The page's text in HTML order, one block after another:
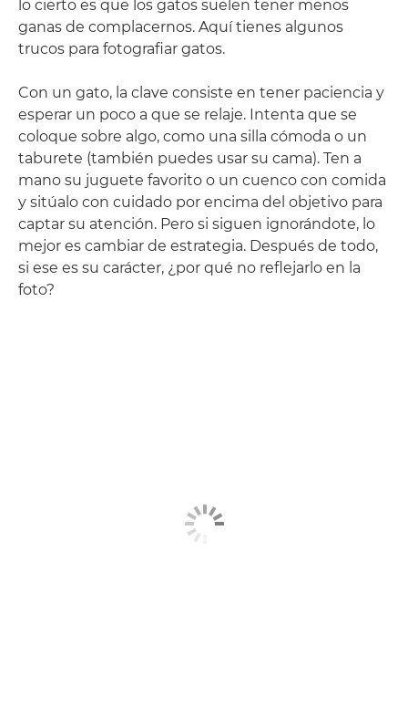
lo cierto es que los gatos suelen tener menos
ganas de complacernos. Aquí tienes algunos
trucos para fotografiar gatos.
Con un gato, la clave consiste en tener paciencia y
esperar un poco a que se relaje. Intenta que se
coloque sobre algo, como una silla cómoda o un
taburete (también puedes usar su cama). Ten a
mano su juguete favorito o un cuenco con comida
y sitúalo con cuidado por encima del objetivo para
captar su atención. Pero si siguen ignorándote, lo
mejor es cambiar de estrategia. Después de todo,
si ese es su carácter, ¿por qué no reflejarlo en la
foto?